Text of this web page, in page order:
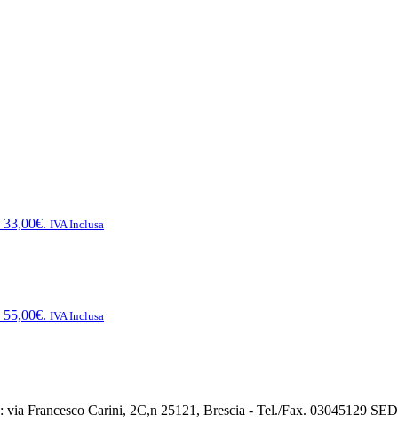
33,00€. IVA Inclusa
55,00€. IVA Inclusa
Francesco Carini, 2C,n 25121, Brescia - Tel./Fax. 03045129